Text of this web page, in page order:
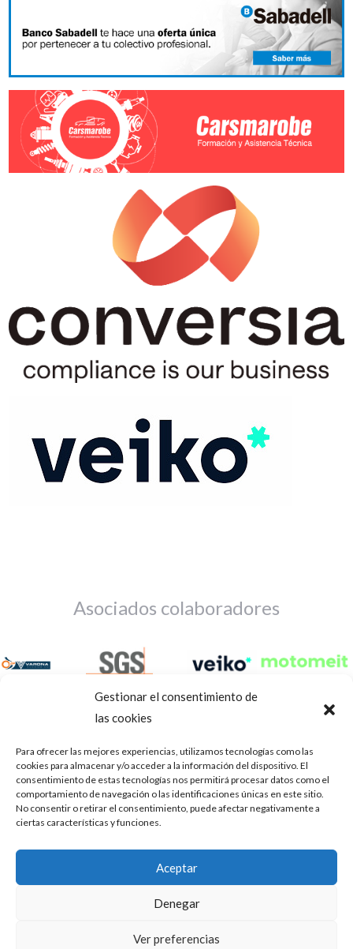
Gestionar el consentimiento de
las cookies
Para ofrecer las mejores experiencias, utilizamos tecnologías como las
cookies para almacenar y/o acceder a la información del dispositivo. El
consentimiento de estas tecnologías nos permitirá procesar datos como el
comportamiento de navegación o las identificaciones únicas en este sitio.
No consentir o retirar el consentimiento, puede afectar negativamente a
ciertas características y funciones.
Aceptar
Denegar
Ver preferencias
Asociados colaboradores
Aviso Legal Política de privacidad Portal de transparencia
ASOCIACIÓN DE TALLERES DE REPARACIÓN DE
AUTOMÓVILES • CIF: G14023832
Mediación, Arbitraje y Conciliación, de la Consejería de Empleo
Puedes aprender más sobre qué cookies utilizamos o